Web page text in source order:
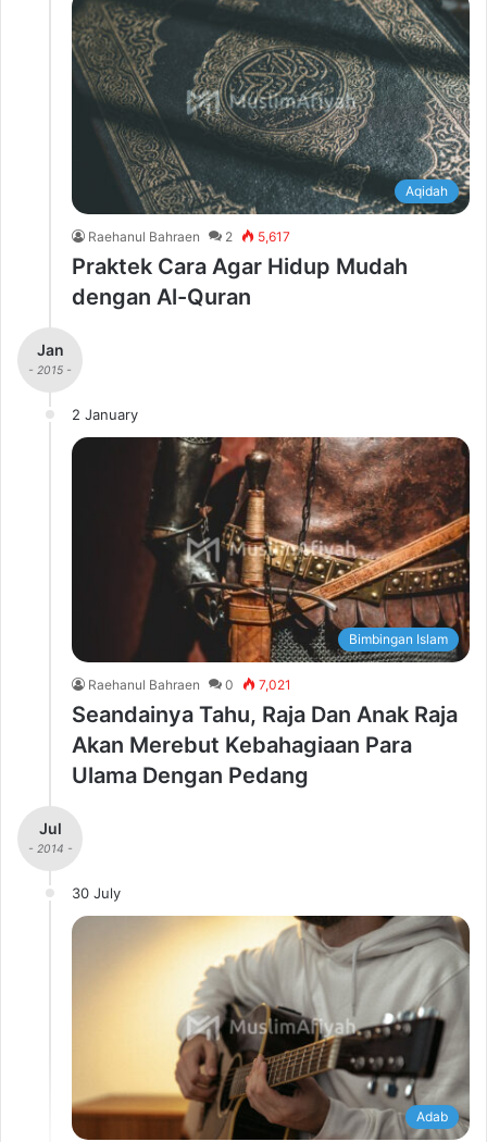
Aqidah
Raehanul Bahraen 2 5,617
Praktek Cara Agar Hidup Mudah
dengan Al-Quran
Jan
- 2015 -
2 January
Bimbingan Islam
Raehanul Bahraen 0 7,021
Seandainya Tahu, Raja Dan Anak Raja
Akan Merebut Kebahagiaan Para
Ulama Dengan Pedang
Jul
- 2014 -
30 July
Adab